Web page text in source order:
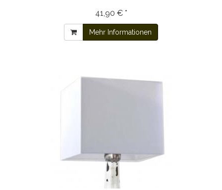
41,90 € *
Mehr Informationen